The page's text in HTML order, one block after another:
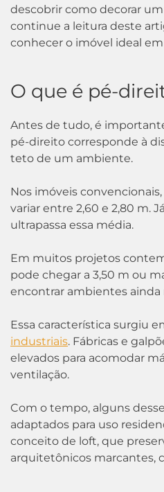
descobrir como decorar
continue a leitura deste
conhecer o imóvel ideal
O que é pé-
Antes de tudo, é
pé-direito corresponde à
teto de um ambiente.
Nos imóveis
variar entre 2,60 e 2,80 m.
ultrapassa essa média.
Em muitos projetos
pode chegar a 3,50 m ou
encontrar ambientes ainda
Essa característica surgiu
industriais. Fábricas e
elevados para acomodar
ventilação.
Com o tempo, alguns
adaptados para uso
conceito de loft, que
arquitetônicos marcantes,